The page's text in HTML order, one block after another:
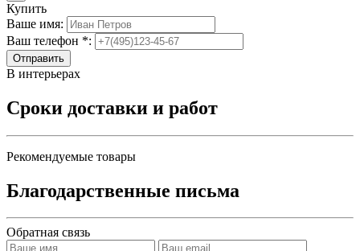
Купить
Ваше имя:
Ваш телефон *:
Отправить
В интерьерах
Сроки доставки и работ
Рекомендуемые товары
Благодарственные письма
Обратная связь